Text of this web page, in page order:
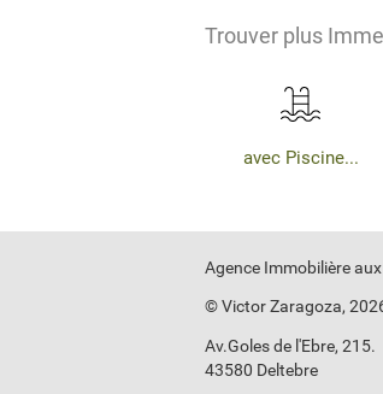
Trouver plus
avec Piscine...
Agence Immobilière
© Victor Zaragoza,
Av.Goles de l'Ebre, 215.
43580 Deltebre